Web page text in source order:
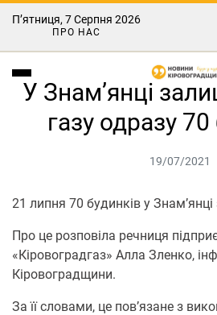
П’ятниця, 7 Серпня 2026
ПРО НАС
У Знам’янці
газу одразу 70
19/07/2021
21 липня 70 будинків у
Про це розповіла речниця
«Кіровоградгаз» Алла Зленко,
Кіровоградщини.
За її словами, це пов’язане з